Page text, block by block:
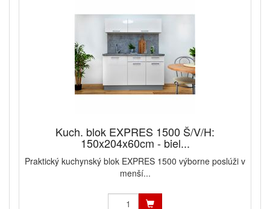
Kuch. blok EXPRES 1500 Š/V/H:
150x204x60cm - biel...
Praktický kuchynský blok EXPRES 1500 výborne poslúži v
menší...